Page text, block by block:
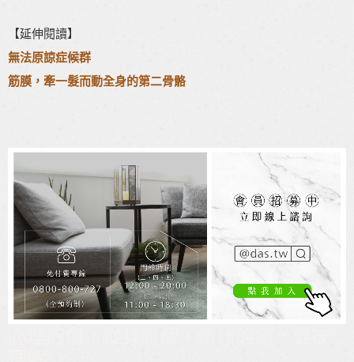
【延伸閱讀】
無法原諒症候群
筋膜，牽一髮而動全身的第二骨骼